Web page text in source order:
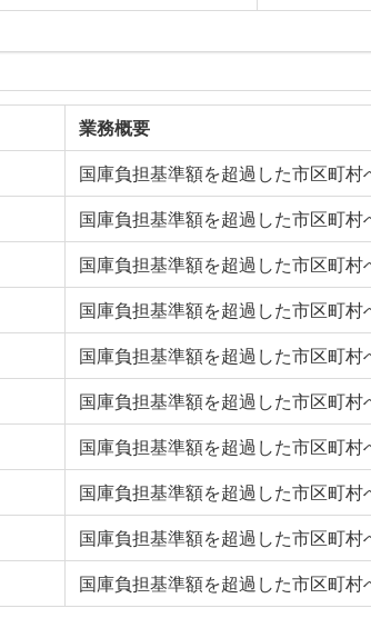
業務概要
国庫負担基準額を超過した市区町村
国庫負担基準額を超過した市区町村
国庫負担基準額を超過した市区町村
国庫負担基準額を超過した市区町村
国庫負担基準額を超過した市区町村
国庫負担基準額を超過した市区町村
国庫負担基準額を超過した市区町村
国庫負担基準額を超過した市区町村
国庫負担基準額を超過した市区町村
国庫負担基準額を超過した市区町村